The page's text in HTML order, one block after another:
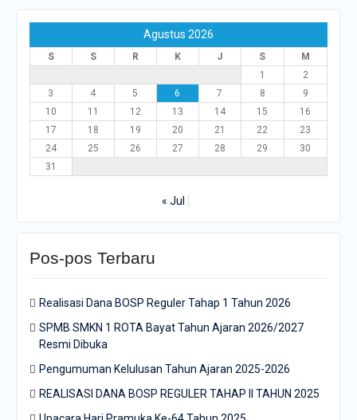
Agustus 2026
S S R K J S
M
1
2
3
4 5 6 7 8
9
10
11 12 13 14 15
16
17
18 19 20 21 22
23
24
25 26 27 28 29
30
31
« Jul
Pos-pos Terbaru
Realisasi Dana BOSP Reguler Tahap 1 Tahun 2026
SPMB SMKN 1 ROTA Bayat Tahun Ajaran 2026/2027
Resmi Dibuka
Pengumuman Kelulusan Tahun Ajaran 2025-2026
REALISASI DANA BOSP REGULER TAHAP II TAHUN 2025